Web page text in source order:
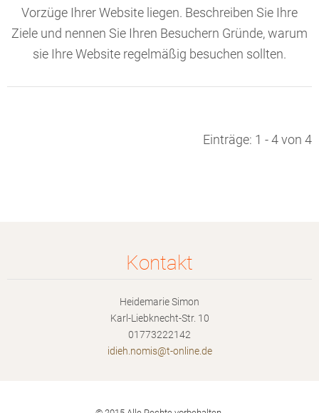
Vorzüge Ihrer Website liegen. Beschreiben Sie Ihre
Ziele und nennen Sie Ihren Besuchern Gründe, warum
sie Ihre Website regelmäßig besuchen sollten.
Einträge: 1 - 4 von 4
Kontakt
Heidemarie Simon
Karl-Liebknecht-Str. 10
01773222142
idieh.nomis@t-on line.de